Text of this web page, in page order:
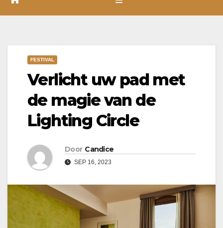
FESTIVAL
Verlicht uw pad met
de magie van de
Lighting Circle
Door Candice
SEP 16, 2023